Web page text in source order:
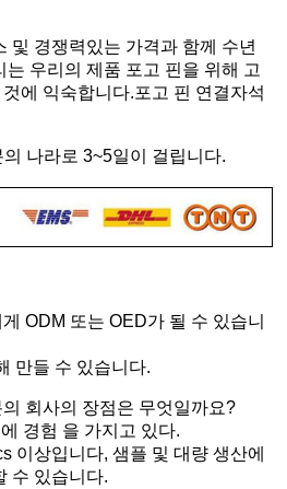
및 경쟁력있는 가격과 함께 수년
우리의 제품 포고 핀을 위해 고
에 익숙합니다.포고 핀 연결자석
나라로 3~5일이 걸립니다.
ODM 또는 OED가 될 수 있습니
만들 수 있습니다.
회사의 장점은 무엇일까요?
경험 을 가지고 있다.
이상입니다, 샘플 및 대량 생산에
수 있습니다.